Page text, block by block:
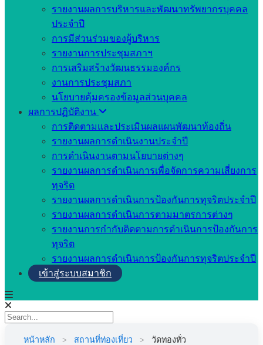
รายงานผลการบริหารและพัฒนาทรัพยากรบุคคล
ประจำปี
การมีส่วนร่วมของผู้บริหาร
รายงานการประชุมสภาฯ
การเสริมสร้างวัฒนธรรมองค์กร
งานการประชุมสภา
นโยบายคุ้มครองข้อมูลส่วนบุคคล
ผลการปฏิบัติงาน
การติดตามและประเมินผลแผนพัฒนาท้องถิ่น
รายงานผลการดำเนินงานประจำปี
การดำเนินงานตามนโยบายต่างๆ
รายงานผลการดำเนินการเพื่อจัดการความเสี่ยงการ
ทุจริต
รายงานผลการดำเนินการป้องกันการทุจริตประจำปี
รายงานผลการดำเนินการตามมาตรการต่างๆ
รายงานการกำกับติดตามการดำเนินการป้องกันการ
ทุจริต
รายงานผลการดำเนินการป้องกันการทุจริตประจำปี
เข้าสู่ระบบสมาชิก
หน้าหลัก > สถานที่ท่องเที่ยว > วัดทองทั่ว